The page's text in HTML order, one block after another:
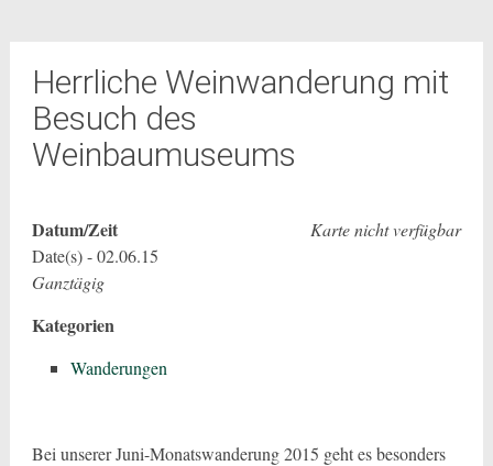
Herrliche Weinwanderung mit
Besuch des
Weinbaumuseums
Karte nicht verfügbar
Datum/Zeit
Date(s) - 02.06.15
Ganztägig
Kategorien
Wanderungen
Bei unserer Juni-Monatswanderung 2015 geht es besonders